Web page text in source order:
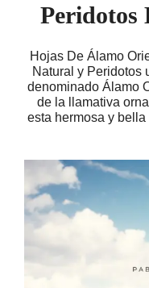
Peridotos
Hojas De Álamo
Natural y Peridotos
denominado Álamo
de la llamativa
esta hermosa y